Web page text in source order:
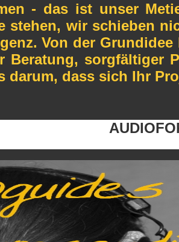
- das ist unser
stehen, wir schieben
Von der
Beratung, sorgfältiger
darum, dass sich Ihr